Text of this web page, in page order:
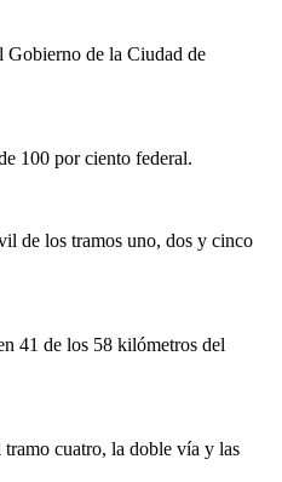
Gobierno de la Ciudad de
100 por ciento federal.
de los tramos uno, dos y cinco
41 de los 58 kilómetros del
cuatro, la doble vía y las